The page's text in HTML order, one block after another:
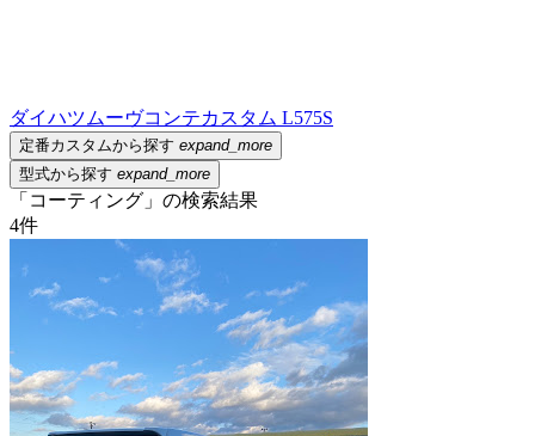
ダイハツ ムーヴコンテカスタム L575S
定番カスタムから探す expand_more
型式から探す expand_more
「コーティング」の検索結果
4件